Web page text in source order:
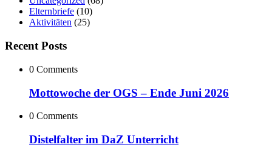
Elternbriefe (10)
Aktivitäten (25)
Recent Posts
0 Comments
Mottowoche der OGS – Ende Juni 2026
0 Comments
Distelfalter im DaZ Unterricht